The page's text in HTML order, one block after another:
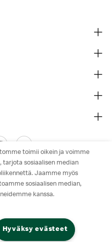
toimii oikein ja voimme
tarjota sosiaalisen median
Jaamme myös
sosiaalisen median,
kanssa.
Hyväksy evästeet